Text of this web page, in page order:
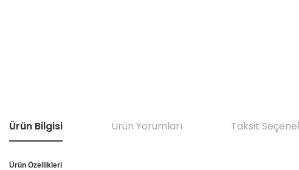
Ürün Bilgisi Ürün Yorumları Taksit
Ürün Özellikleri